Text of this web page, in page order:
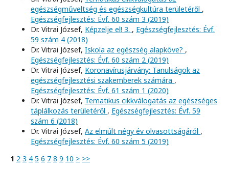
egészségműveltség és egészségkultúra területéről ,
Egészségfejlesztés: Évf. 60 szám 3 (2019)
Dr. Vitrai József, Képzelje el! 3. , Egészségfejlesztés: Évf.
59 szám 4 (2018)
Dr. Vitrai József, Iskola az egészség alapköve? ,
Egészségfejlesztés: Évf. 60 szám 2 (2019)
Dr. Vitrai József, Koronavírusjárvány: Tanulságok az
egészségfejlesztési szakemberek számára ,
Egészségfejlesztés: Évf. 61 szám 1 (2020)
Dr. Vitrai József, Tematikus cikkválogatás az egészséges
táplálkozás területéről , Egészségfejlesztés: Évf. 59
szám 6 (2018)
Dr. Vitrai József, Az elmúlt négy év olvasottságáról ,
Egészségfejlesztés: Évf. 60 szám 5 (2019)
1 2 3 4 5 6 7 8 9 10 > >>